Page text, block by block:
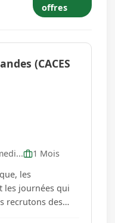
offres
(CACES
1 Mois
les
les journées qui
recrutons des